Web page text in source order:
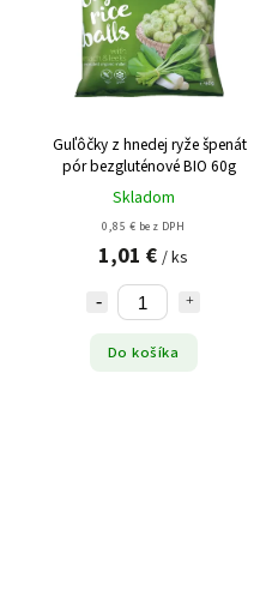
Guľôčky z hnedej ryže špenát
pór bezgluténové BIO 60g
Skladom
0,85 € bez DPH
1,01 € / ks
Do košíka